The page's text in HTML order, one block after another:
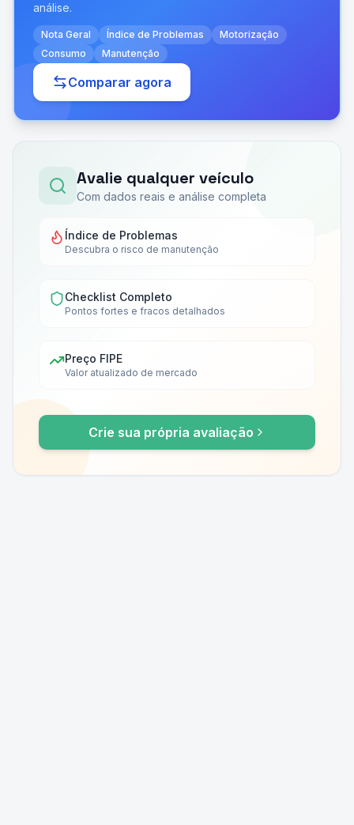
análise.
Nota Geral Índice de Problemas
Motorização
Consumo
Manutenção
Comparar agora
Avalie qualquer veículo
Com dados reais e análise completa
Índice de Problemas
Descubra o risco de manutenção
Checklist Completo
Pontos fortes e fracos detalhados
Preço FIPE
Valor atualizado de mercado
Crie sua própria avaliação